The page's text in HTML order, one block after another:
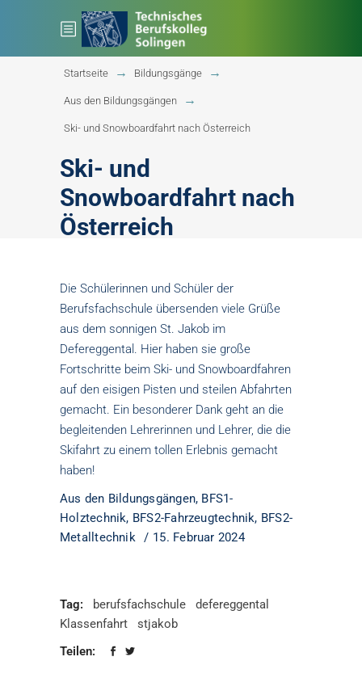
Startseite Bildungsgänge
Aus den Bildungsgängen
Ski- und Snowboardfahrt nach Österreich
Ski- und
Snowboardfahrt nach
Österreich
Die Schülerinnen und Schüler der
Berufsfachschule übersenden viele Grüße
aus dem sonnigen St. Jakob im
Defereggental. Hier haben sie große
Fortschritte beim Ski- und Snowboardfahren
auf den eisigen Pisten und steilen Abfahrten
gemacht. Ein besonderer Dank geht an die
begleitenden Lehrerinnen und Lehrer, die die
Skifahrt zu einem tollen Erlebnis gemacht
haben!
Aus den Bildungsgängen, BFS1-
Holztechnik, BFS2-Fahrzeugtechnik, BFS2-
Metalltechnik
15. Februar 2024
Tag: berufsfachschule
defereggental
Klassenfahrt
stjakob
Teilen: